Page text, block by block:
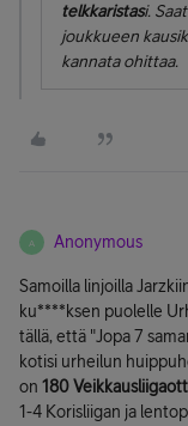
telkkaristasi.
joukkueen
kannata ohittaa.
A Anonymous
Samoilla linjoilla
ku****ksen puolelle
tällä, että "Jopa 7
kotisi urheilun
on 180
1-4 Korisliigan ja